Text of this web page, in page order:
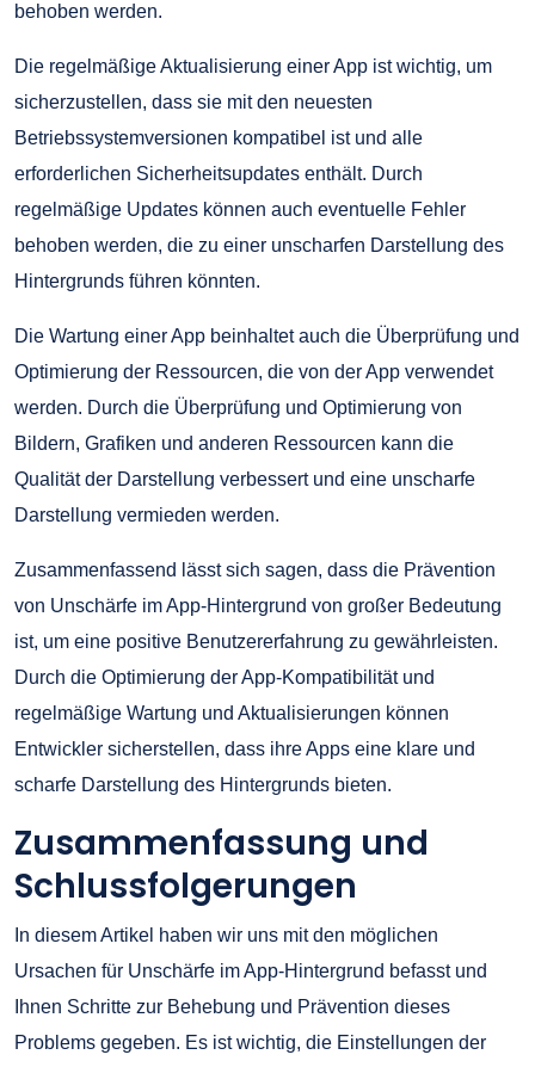
behoben werden.
Die regelmäßige Aktualisierung einer App ist wichtig, um
sicherzustellen, dass sie mit den neuesten
Betriebssystemversionen kompatibel ist und alle
erforderlichen Sicherheitsupdates enthält. Durch
regelmäßige Updates können auch eventuelle Fehler
behoben werden, die zu einer unscharfen Darstellung des
Hintergrunds führen könnten.
Die Wartung einer App beinhaltet auch die Überprüfung und
Optimierung der Ressourcen, die von der App verwendet
werden. Durch die Überprüfung und Optimierung von
Bildern, Grafiken und anderen Ressourcen kann die
Qualität der Darstellung verbessert und eine unscharfe
Darstellung vermieden werden.
Zusammenfassend lässt sich sagen, dass die Prävention
von Unschärfe im App-Hintergrund von großer Bedeutung
ist, um eine positive Benutzererfahrung zu gewährleisten.
Durch die Optimierung der App-Kompatibilität und
regelmäßige Wartung und Aktualisierungen können
Entwickler sicherstellen, dass ihre Apps eine klare und
scharfe Darstellung des Hintergrunds bieten.
Zusammenfassung und
Schlussfolgerungen
In diesem Artikel haben wir uns mit den möglichen
Ursachen für Unschärfe im App-Hintergrund befasst und
Ihnen Schritte zur Behebung und Prävention dieses
Problems gegeben. Es ist wichtig, die Einstellungen der